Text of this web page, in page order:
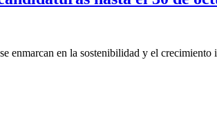
enmarcan en la sostenibilidad y el crecimiento